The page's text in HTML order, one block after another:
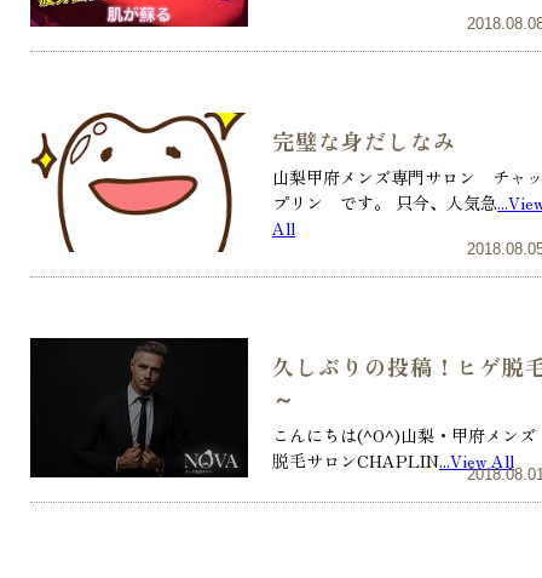
完璧な身だしなみ
山梨甲府メンズ専門サロン チャッ
プリン です。 只今、人気急
All
久しぶりの投稿！ヒゲ脱
～
こんにちは(^O^)山梨・甲府メンズ
脱毛サロンCHAPLIN...View All